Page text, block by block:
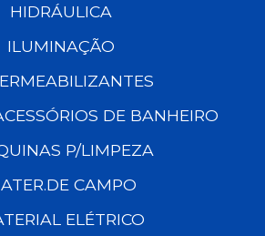
HIDRÁULICA
ILUMINAÇÃO
DE BANHEIRO
P/LIMPEZA
CAMPO
ELÉTRICO